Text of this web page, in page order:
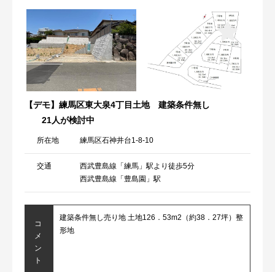
【デモ】練馬区東大泉4丁目土地 建築条件無し
21人が検討中
所在地 練馬区石神井台1-8-10
交通
西武豊島線「練馬」駅より徒歩5分
西武豊島線「豊島園」駅
コ
メ
ン
ト
建築条件無し売り地 土地126．53m2（約38．27坪）整
形地